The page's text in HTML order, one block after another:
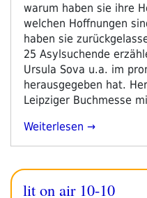
Pressetext“
warum haben sie ihre
welchen Hoffnungen
haben sie
25 Asylsuchende
Ursula Sova u.a. im
herausgegeben hat.
Leipziger Buchmesse
„lit
8-
12:
Weiterlesen
lit on air 10-10